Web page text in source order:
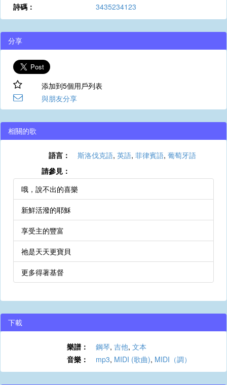
詩碼：
3435234123
分享
添加到5個用戶列表
與朋友分享
相關的歌
語言： 斯洛伐克語, 英語, 菲律賓語, 葡萄牙語
請參見：
哦，說不出的喜樂
新鮮活潑的耶穌
享受主的豐富
祂是天天更寶貝
更多得著基督
下載
樂譜： 鋼琴, 吉他, 文本
音樂：
mp3, MIDI (歌曲), MIDI（調）